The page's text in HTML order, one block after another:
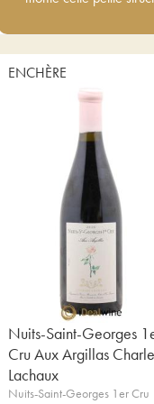
ENCHÈRE
Nuits-Saint-Georges
Cru Aux Argillas
Lachaux
Nuits-Saint-Georges 1er Cru